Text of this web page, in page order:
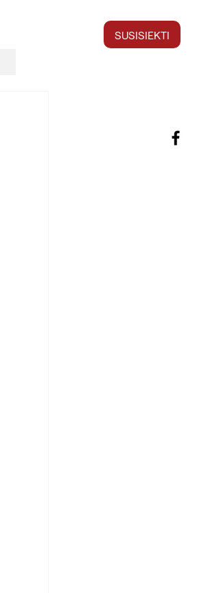
SUSISIEKTI